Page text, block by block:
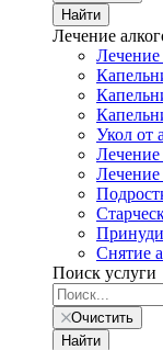
Найти
Лечение
Лечение
Укол от
Лечение
Лечение
Снятие
Поиск услуги
Очистить
Найти